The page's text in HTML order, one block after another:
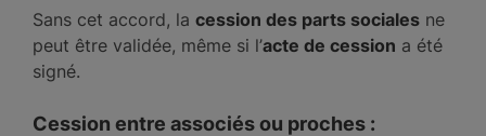
Sans cet accord, la cession des parts sociales ne
peut être validée, même si l’acte de cession a été
signé.
Cession entre associés ou proches :